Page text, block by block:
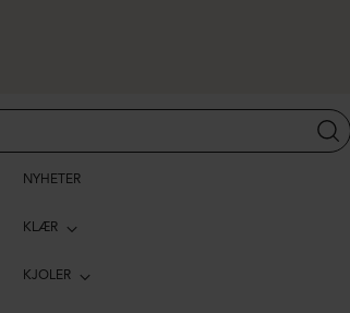
NYHETER
KLÆR
KJOLER